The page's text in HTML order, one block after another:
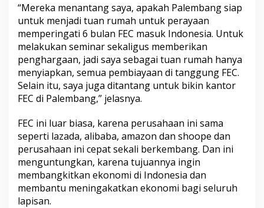
“Mereka menantang saya, apakah Palembang siap
untuk menjadi tuan rumah untuk perayaan
memperingati 6 bulan FEC masuk Indonesia. Untuk
melakukan seminar sekaligus memberikan
penghargaan, jadi saya sebagai tuan rumah hanya
menyiapkan, semua pembiayaan di tanggung FEC.
Selain itu, saya juga ditantang untuk bikin kantor
FEC di Palembang,” jelasnya.
FEC ini luar biasa, karena perusahaan ini sama
seperti lazada, alibaba, amazon dan shoope dan
perusahaan ini cepat sekali berkembang. Dan ini
menguntungkan, karena tujuannya ingin
membangkitkan ekonomi di Indonesia dan
membantu meningakatkan ekonomi bagi seluruh
lapisan.